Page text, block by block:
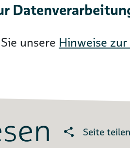
unsere Hinweise
Seite teilen